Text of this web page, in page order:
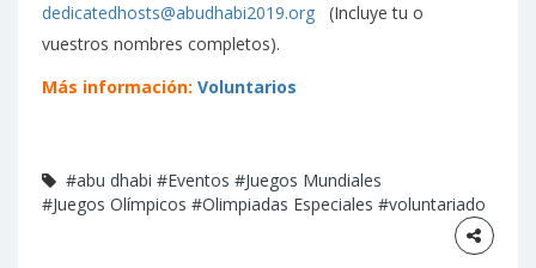
dedicatedhosts@abudhabi2019.org (Incluye tu o
vuestros nombres completos).
Más información: Voluntarios
#abu dhabi #Eventos #Juegos Mundiales
#Juegos Olímpicos #Olimpiadas Especiales #voluntariado